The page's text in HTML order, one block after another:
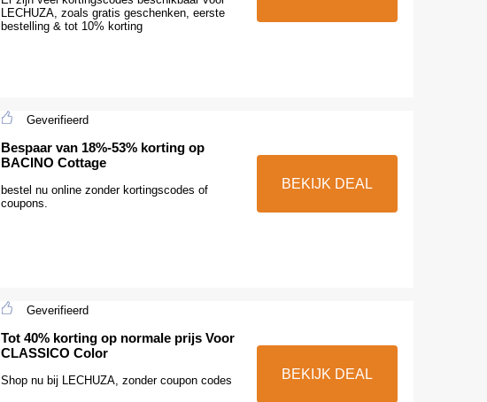
LECHUZA, zoals gratis geschenken, eerste
bestelling & tot 10% korting
Geverifieerd
Bespaar van 18%-53% korting op
BACINO Cottage
bestel nu online zonder kortingscodes of
coupons.
BEKIJK DEAL
Geverifieerd
Tot 40% korting op normale prijs Voor
CLASSICO Color
Shop nu bij LECHUZA, zonder coupon codes BEKIJK DEAL